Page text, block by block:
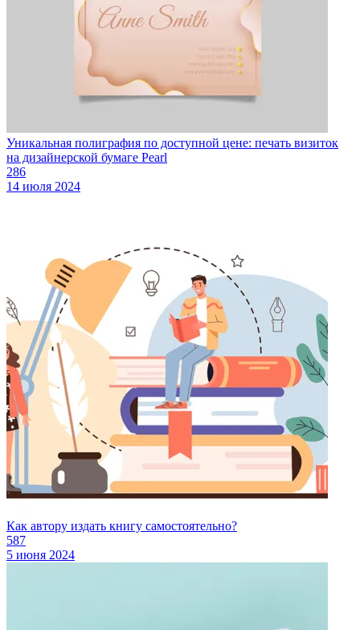
Уникальная полиграфия по доступной цене: печать визиток
на дизайнерской бумаге Pearl
286
14 июля 2024
Как автору издать книгу самостоятельно?
587
5 июня 2024